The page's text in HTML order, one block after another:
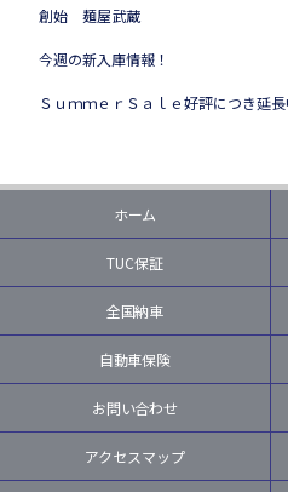
創始 麺屋武蔵
今週の新入庫情報！
ＳｕｍｍｅｒＳａｌｅ好評につき延
ホーム
TUC保証
全国納車
自動車保険
お問い合わせ
アクセスマップ